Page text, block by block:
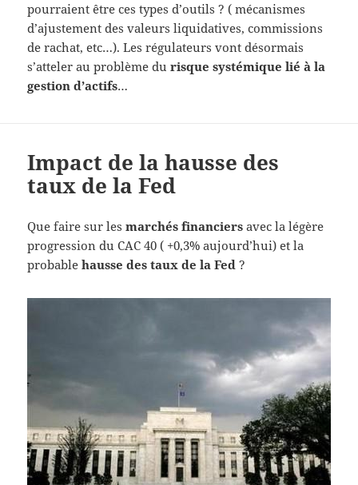
pourraient être ces types d’outils ? ( mécanismes
d’ajustement des valeurs liquidatives, commissions
de rachat, etc…). Les régulateurs vont désormais
s’atteler au problème durisque systémique lié à la
gestion d’actifs…
Impact de la hausse des
taux de la Fed
Que faire sur lesmarchés financiers avec la légère
progression du CAC 40 ( +0,3% aujourd’hui) et la
probablehausse des taux de la Fed ?